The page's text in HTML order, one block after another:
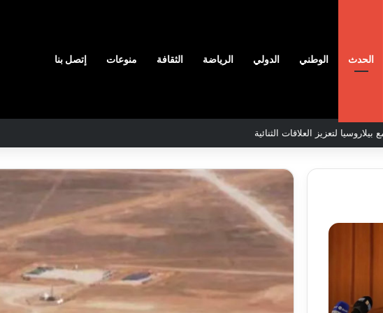
الحدث الوطني الدولي الرياضة الثقافة منوعات إتصل بنا
تعويض متضرري حرائق الغابات قبل نهاية شهر أوت
للمتمدرسين
بلعباس
يؤكد
جاهزية
القطاعات